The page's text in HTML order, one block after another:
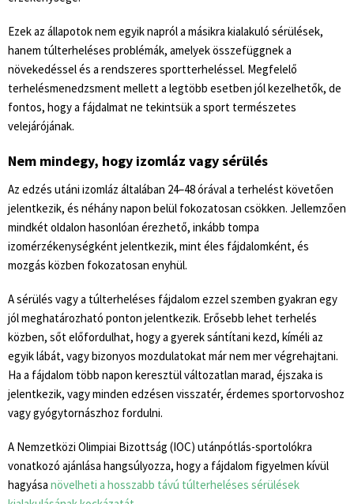
Ezek az állapotok nem egyik napról a másikra kialakuló sérülések,
hanem túlterheléses problémák, amelyek összefüggnek a
növekedéssel és a rendszeres sportterheléssel. Megfelelő
terhelésmenedzsment mellett a legtöbb esetben jól kezelhetők, de
fontos, hogy a fájdalmat ne tekintsük a sport természetes
velejárójának.
Nem mindegy, hogy izomláz vagy sérülés
Az edzés utáni izomláz általában 24–48 órával a terhelést követően
jelentkezik, és néhány napon belül fokozatosan csökken. Jellemzően
mindkét oldalon hasonlóan érezhető, inkább tompa
izomérzékenységként jelentkezik, mint éles fájdalomként, és
mozgás közben fokozatosan enyhül.
A sérülés vagy a túlterheléses fájdalom ezzel szemben gyakran egy
jól meghatározható ponton jelentkezik. Erősebb lehet terhelés
közben, sőt előfordulhat, hogy a gyerek sántítani kezd, kíméli az
egyik lábát, vagy bizonyos mozdulatokat már nem mer végrehajtani.
Ha a fájdalom több napon keresztül változatlan marad, éjszaka is
jelentkezik, vagy minden edzésen visszatér, érdemes sportorvoshoz
vagy gyógytornászhoz fordulni.
A Nemzetközi Olimpiai Bizottság (IOC) utánpótlás-sportolókra
vonatkozó ajánlása hangsúlyozza, hogy a fájdalom figyelmen kívül
hagyása növelheti a hosszabb távú túlterheléses sérülések